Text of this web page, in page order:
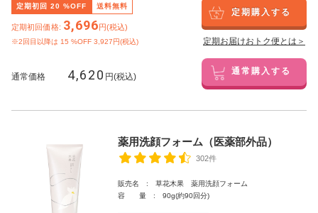
定期初回 20 %OFF 送料無料
定期初回価格: 3,696円(税込)
※2回目以降は 15 %OFF 3,927円(税込)
定期購入する
定期お届けおトク便とは＞
通常価格 4,620 円(税込) 通常購入する
薬用洗顔フォーム（医薬部外品）
302件
販売名 : 草花木果 薬用洗顔フォーム
容 量 : 90g(約90回分)